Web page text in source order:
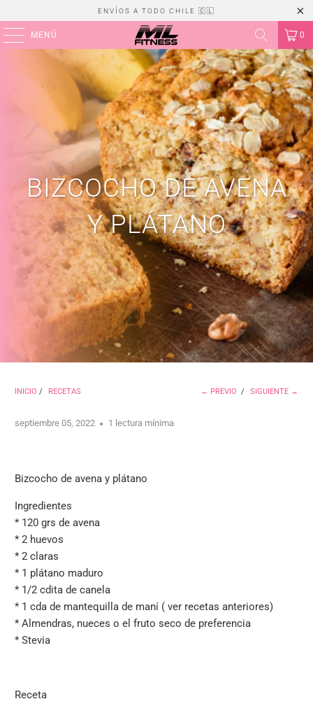
ENVÍOS A TODO CHILE 🇨🇱
MENÚ 0
BIZCOCHO DE AVENA
Y PLÁTANO
INICIO / RECETAS ← PREVIO / SIGUIENTE →
septiembre 05, 2022 1 lectura mínima
Bizcocho de avena y plátano
Ingredientes
* 120 grs de avena
* 2 huevos
* 2 claras
* 1 plátano maduro
* 1/2 cdita de canela
* 1 cda de mantequilla de maní ( ver recetas anteriores)
* Almendras, nueces o el fruto seco de preferencia
* Stevia
Receta